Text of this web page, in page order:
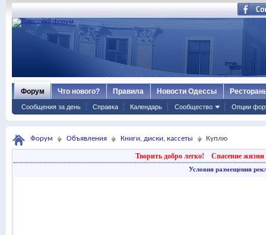
Форум
Сообщения за день Справка Календарь Сообщество Опции
Что нового? Правила Новости Одессы
Форум Объявления Книги, диски, кассеты Куплю
Творить добро легко! Спасение жизни
Условия размещения